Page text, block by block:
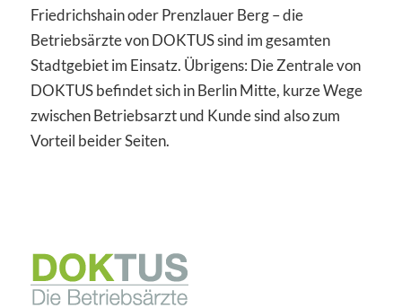
Friedrichshain oder Prenzlauer Berg – die
Betriebsärzte von DOKTUS sind im gesamten
Stadtgebiet im Einsatz. Übrigens: Die Zentrale von
DOKTUS befindet sich in Berlin Mitte, kurze Wege
zwischen Betriebsarzt und Kunde sind also zum
Vorteil beider Seiten.